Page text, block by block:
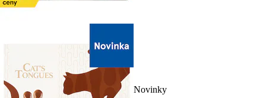
Novinky